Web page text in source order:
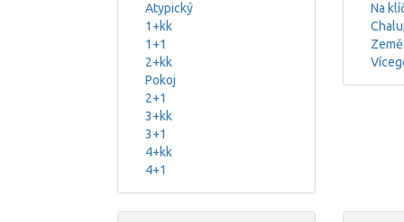
Atypický
1+kk
1+1
2+kk
Pokoj
2+1
3+kk
3+1
4+kk
4+1
Na